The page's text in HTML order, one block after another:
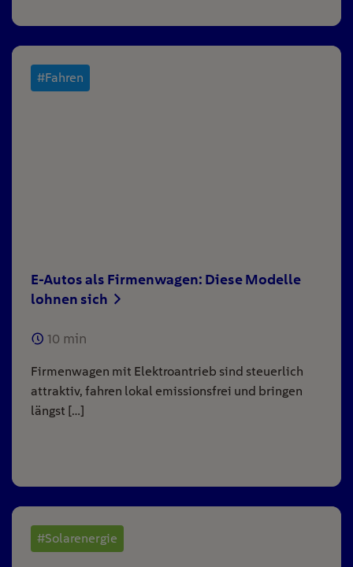
#Fahren
E-Autos als Firmenwagen: Diese Modelle
lohnen sich
10 min
Firmenwagen mit Elektroantrieb sind steuerlich
attraktiv, fahren lokal emissionsfrei und bringen
längst […]
#Solarenergie